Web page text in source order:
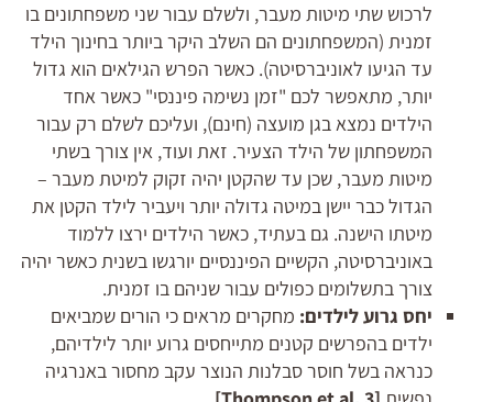
לרכוש שתי מיטות מעבר, ולשלם עבור שני משפחתונים בו
זמנית (המשפחתונים הם השלב היקר ביותר בחינוך הילד
עד הגיעו לאוניברסיטה). כאשר הפרש הגילאים הוא גדול
יותר, מתאפשר לכם "זמן נשימה פיננסי" כאשר אחד
הילדים נמצא בגן מועצה (חינם), ועליכם לשלם רק עבור
המשפחתון של הילד הצעיר. זאת ועוד, אין צורך בשתי
מיטות מעבר, שכן עד שהקטן יהיה זקוק למיטת מעבר –
הגדול כבר יישן במיטה גדולה יותר ויעביר לילד הקטן את
מיטתו הישנה. גם בעתיד, כאשר הילדים ירצו ללמוד
באוניברסיטה, הקשיים הפיננסיים יורגשו בשנית כאשר יהיה
צורך בתשלומים כפולים עבור שניהם בו זמנית.
יחס גרוע לילדים: מחקרים מראים כי הורים שמביאים
ילדים בהפרשים קטנים מתייחסים גרוע יותר לילדיהם,
כנראה בשל חוסר סבלנות הנוצר עקב מחסור באנרגיה